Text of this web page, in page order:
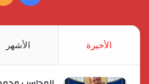
الأخيرة الأشهر